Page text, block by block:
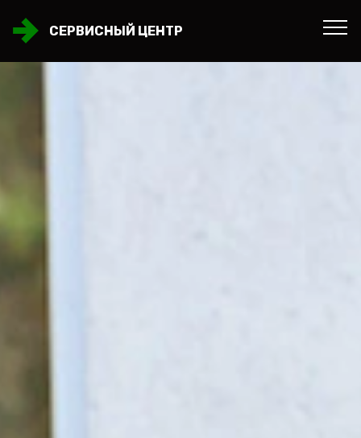
СЕРВИСНЫЙ ЦЕНТР